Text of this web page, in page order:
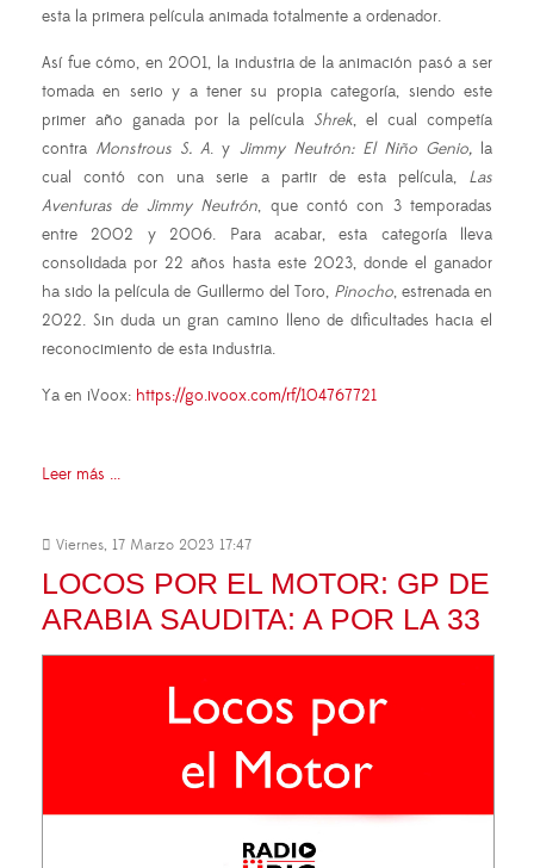
esta la primera película animada totalmente a ordenador.
Así fue cómo, en 2001, la industria de la animación pasó a ser
tomada en serio y a tener su propia categoría, siendo este
primer año ganada por la película Shrek, el cual competía
contra Monstrous S. A. y Jimmy Neutrón: El Niño Genio, la
cual contó con una serie a partir de esta película, Las
Aventuras de Jimmy Neutrón, que contó con 3 temporadas
entre 2002 y 2006. Para acabar, esta categoría lleva
consolidada por 22 años hasta este 2023, donde el ganador
ha sido la película de Guillermo del Toro, Pinocho, estrenada en
2022. Sin duda un gran camino lleno de dificultades hacia el
reconocimiento de esta industria.
Ya en iVoox: https://go.ivoox.com/rf/104767721
Leer más ...
Viernes, 17 Marzo 2023 17:47
LOCOS POR EL MOTOR: GP DE
ARABIA SAUDITA: A POR LA 33